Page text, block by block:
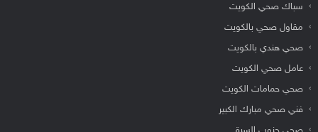
سباك صحي الكويت
مقاول صحي بالكويت
صحي هندي بالكويت
عامل صحي الكويت
صحي حمامات الكويت
فني صحي مبارك الكبير